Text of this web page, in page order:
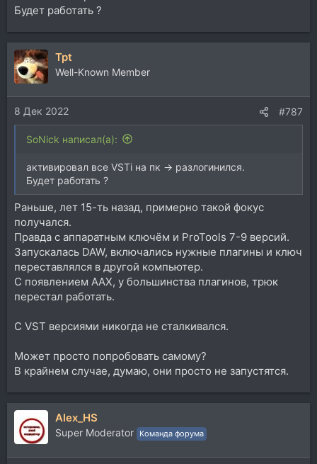
Будет работать ?
Tpt
Well-Known Member
8 Дек 2022 #787
SoNick написал(а):
активировал все VSTi на пк -> разлогинился.
Будет работать ?
Раньше, лет 15-ть назад, примерно такой фокус
получался.
Правда с аппаратным ключём и ProTools 7-9 версий.
Запускалась DAW, включались нужные плагины и ключ
переставлялся в другой компьютер.
С появлением AAX, у большинства плагинов, трюк
перестал работать.
С VST версиями никогда не сталкивался.
Может просто попробовать самому?
В крайнем случае, думаю, они просто не запустятся.
Alex_HS
Super Moderator Команда форума